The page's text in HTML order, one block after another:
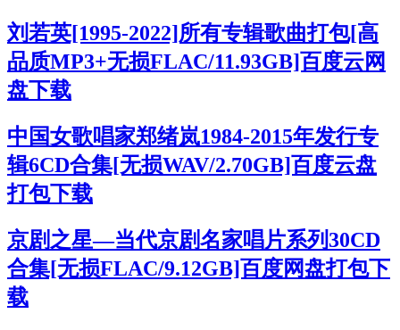
刘若英[1995-2022]所有专辑歌曲打包[高
品质MP3+无损FLAC/11.93GB]百度云网
盘下载
中国女歌唱家郑绪岚1984-2015年发行专
辑6CD合集[无损WAV/2.70GB]百度云盘
打包下载
京剧之星—当代京剧名家唱片系列30CD
合集[无损FLAC/9.12GB]百度网盘打包下
载